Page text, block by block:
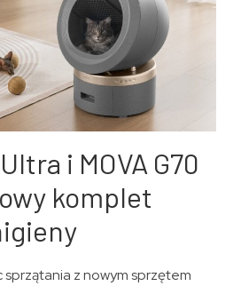
i MOVA G70
komplet
sprzątania z nowym sprzętem